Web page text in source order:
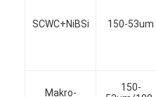
SCWC+NiBSi 150-53um
Makro-
150-